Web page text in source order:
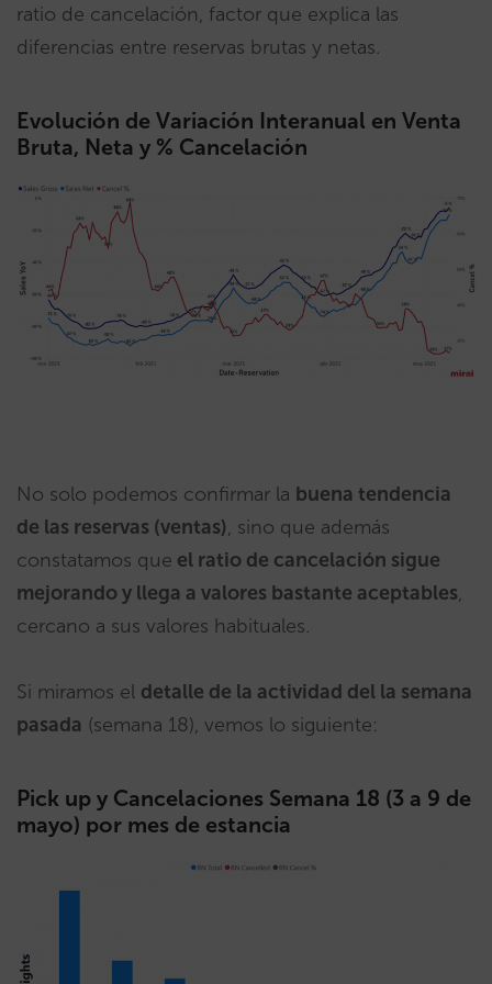
ratio de cancelación, factor que explica las
diferencias entre reservas brutas y netas.
Evolución de Variación Interanual en Venta
Bruta, Neta y % Cancelación
No solo podemos confirmar la buena tendencia
de las reservas (ventas), sino que además
constatamos que el ratio de cancelación sigue
mejorando y llega a valores bastante aceptables,
cercano a sus valores habituales.
Si miramos el detalle de la actividad del la semana
pasada (semana 18), vemos lo siguiente:
Pick up y Cancelaciones Semana 18 (3 a 9 de
mayo) por mes de estancia